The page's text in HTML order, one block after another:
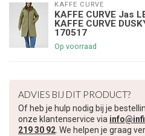
KAFFE CURVE
KAFFE CURVE Jas
KAFFE CURVE
170517
Op voorraad
ADVIES BIJ DIT PRODUCT?
Of heb je hulp nodig bij je
onze klantenservice via
219 30 92. We helpen je graag